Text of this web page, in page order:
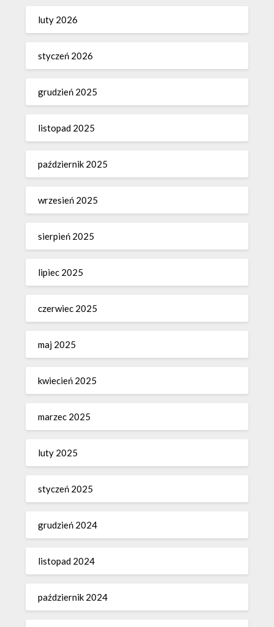
luty 2026
styczeń 2026
grudzień 2025
listopad 2025
październik 2025
wrzesień 2025
sierpień 2025
lipiec 2025
czerwiec 2025
maj 2025
kwiecień 2025
marzec 2025
luty 2025
styczeń 2025
grudzień 2024
listopad 2024
październik 2024